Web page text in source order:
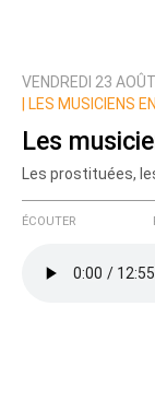
VENDREDI 23
LES MUSICIENS
Les
Les prostituées,
ÉCOUTER